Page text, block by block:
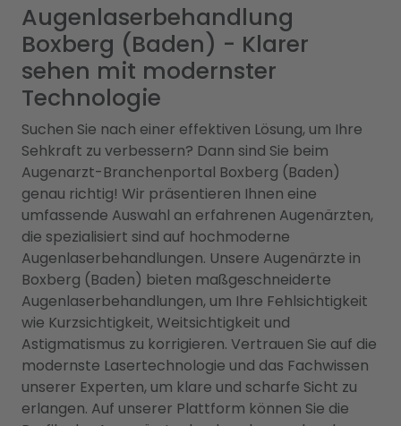
Augenlaserbehandlung
Boxberg (Baden) - Klarer
sehen mit modernster
Technologie
Suchen Sie nach einer effektiven Lösung, um Ihre
Sehkraft zu verbessern? Dann sind Sie beim
Augenarzt-Branchenportal Boxberg (Baden)
genau richtig! Wir präsentieren Ihnen eine
umfassende Auswahl an erfahrenen Augenärzten,
die spezialisiert sind auf hochmoderne
Augenlaserbehandlungen. Unsere Augenärzte in
Boxberg (Baden) bieten maßgeschneiderte
Augenlaserbehandlungen, um Ihre Fehlsichtigkeit
wie Kurzsichtigkeit, Weitsichtigkeit und
Astigmatismus zu korrigieren. Vertrauen Sie auf die
modernste Lasertechnologie und das Fachwissen
unserer Experten, um klare und scharfe Sicht zu
erlangen. Auf unserer Plattform können Sie die